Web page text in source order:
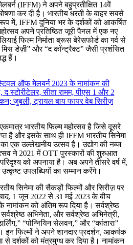
(IFFM) ने अपने बहुप्रतीक्षित 14वें
कर दी है। भारतीय धरती के बाहर सबसे
में, IFFM दुनिया भर के दर्शकों को आकर्षित
अपने प्रतिष्ठित जूरी पैनल में एक नए
फिल्म निर्माता ब्रूस बेरेसफोर्ड का गर्व से
मिस डेज़ी” और “द कॉन्ट्रैक्ट” जैसी प्रशंसित
हैं।
ऑफ मेलबर्न 2023 के नामांकन की
द स्टोरीटेलर, सीता रामम, पीएस 1 और 2
जुबली, ट्रायल बाय फायर वेब सिरीज़
भारतीय फिल्म महोत्सव है जिसे दूसरे
है और इसके साथ ही IFFM भारतीय सिनेमा
एक उल्लेखनीय उत्सव है। उद्योग की नब्ज
ने 2021 में OTT पुरस्कारों की शुरुआत
को अपनाया है। अब अपने तीसरे वर्ष में,
उपलब्धियों का सम्मान करेंगे।
सिनेमा की सैकड़ों फिल्मों और सिरीज़ पर
1 जून 2022 से 31 मई 2023 के बीच
नामांकन को अंतिम रूप दिया है। सर्वश्रेष्ठ
अभिनेता, और सर्वश्रेष्ठ अभिनेत्री,
“पोन्नियिन सेलवन,” और “कांतारा”
इन फिल्मों ने अपने शानदार प्रदर्शन, आकर्षक
दर्शकों को मंत्रमुग्ध कर दिया है। नामांकन